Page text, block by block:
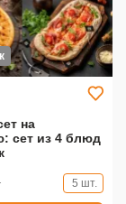
на
сет из 4 блюд
5 шт.